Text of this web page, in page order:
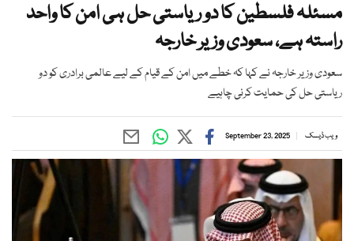
مسئلہ فلسطین کا دو ریاستی حل ہی امن کا واحد
راستہ ہے، سعودی وزیر خارجہ
سعودی وزیر خارجہ نے کہا کہ خطے میں امن کے قیام کے لیے عالمی برادری کو دو
ریاستی حل کی حمایت کرنی چاہیے
ویب ڈیسک September 23, 2025